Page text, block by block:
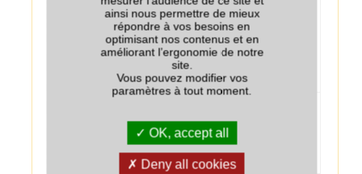
Pomme de terre +
pommes de terre
(structure du sol).
Effet
potentiellement
bénéfique sur la
pomme de terre.
Tournesol +
cas de mauvaise
couvert ou de sa
grenaison
ainsi nous permettre de mieux
répondre à vos besoins en
optimisant nos contenus et en
améliorant l’ergonomie de notre
site.
Vous pouvez modifier vos
paramètres à tout moment.
OK, accept all
Deny all cookies